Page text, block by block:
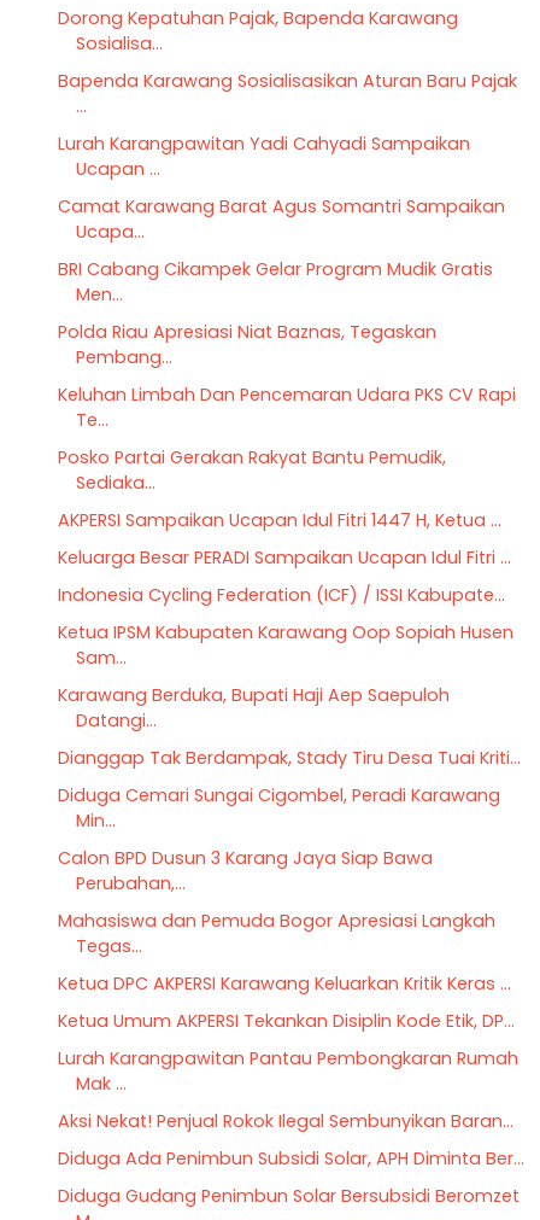
Dorong Kepatuhan Pajak, Bapenda Karawang
Sosialisa...
Bapenda Karawang Sosialisasikan Aturan Baru Pajak
...
Lurah Karangpawitan Yadi Cahyadi Sampaikan
Ucapan ...
Camat Karawang Barat Agus Somantri Sampaikan
Ucapa...
BRI Cabang Cikampek Gelar Program Mudik Gratis
Men...
Polda Riau Apresiasi Niat Baznas, Tegaskan
Pembang...
Keluhan Limbah Dan Pencemaran Udara PKS CV Rapi
Te...
Posko Partai Gerakan Rakyat Bantu Pemudik,
Sediaka...
AKPERSI Sampaikan Ucapan Idul Fitri 1447 H, Ketua ...
Keluarga Besar PERADI Sampaikan Ucapan Idul Fitri ...
Indonesia Cycling Federation (ICF) / ISSI Kabupate...
Ketua IPSM Kabupaten Karawang Oop Sopiah Husen
Sam...
Karawang Berduka, Bupati Haji Aep Saepuloh
Datangi...
Dianggap Tak Berdampak, Stady Tiru Desa Tuai Kriti...
Diduga Cemari Sungai Cigombel, Peradi Karawang
Min...
Calon BPD Dusun 3 Karang Jaya Siap Bawa
Perubahan,...
Mahasiswa dan Pemuda Bogor Apresiasi Langkah
Tegas...
Ketua DPC AKPERSI Karawang Keluarkan Kritik Keras ...
Ketua Umum AKPERSI Tekankan Disiplin Kode Etik, DP...
Lurah Karangpawitan Pantau Pembongkaran Rumah
Mak ...
Aksi Nekat! Penjual Rokok Ilegal Sembunyikan Baran...
Diduga Ada Penimbun Subsidi Solar, APH Diminta Ber...
Diduga Gudang Penimbun Solar Bersubsidi Beromzet